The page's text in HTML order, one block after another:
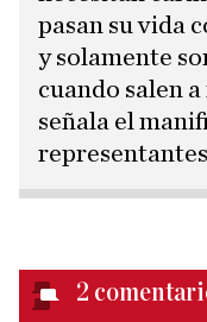
pasan su vida
y solamente
cuando salen
señala el
2